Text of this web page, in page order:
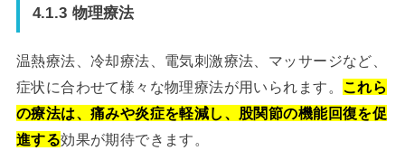
4.1.3 物理療法
温熱療法、冷却療法、電気刺激療法、マッサージなど、
症状に合わせて様々な物理療法が用いられます。 これら
の療法は、痛みや炎症を軽減し、股関節の機能回復を促
進する効果が期待できます。